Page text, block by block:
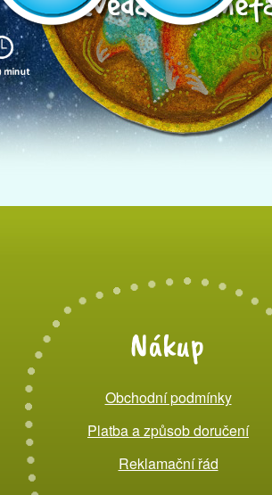
Nákup
Obchodní podmínky
Platba a způsob doručení
Reklamační řád